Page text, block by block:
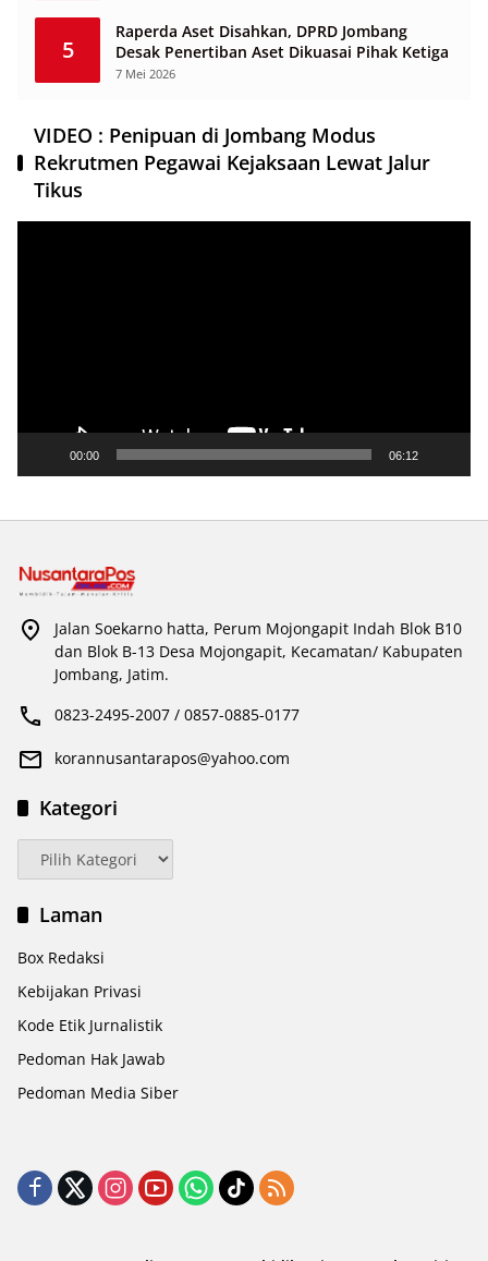
5
Raperda Aset Disahkan, DPRD Jombang
Desak Penertiban Aset Dikuasai Pihak Ketiga
7 Mei 2026
VIDEO : Penipuan di Jombang Modus
Rekrutmen Pegawai Kejaksaan Lewat Jalur
Tikus
00:00 06:12
Jalan Soekarno hatta, Perum Mojongapit Indah Blok B10
dan Blok B-13 Desa Mojongapit, Kecamatan/ Kabupaten
Jombang, Jatim.
0823-2495-2007 / 0857-0885-0177
korannusantarapos@yahoo.com
Kategori
Kategori
Laman
Box Redaksi
Kebijakan Privasi
Kode Etik Jurnalistik
Pedoman Hak Jawab
Pedoman Media Siber